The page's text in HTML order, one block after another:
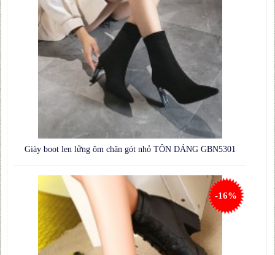
Giày boot len lửng ôm chân gót nhỏ TÔN DÁNG GBN5301
-16%